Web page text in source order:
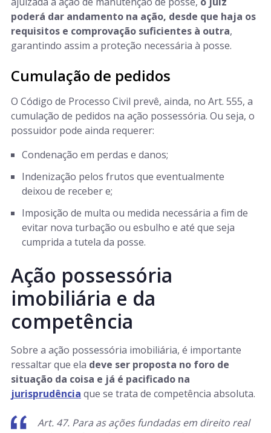
poderá dar andamento na ação, desde que haja os
requisitos e comprovação suficientes à outra,
garantindo assim a proteção necessária à posse.
Cumulação de pedidos
O Código de Processo Civil prevê, ainda, no Art. 555, a
cumulação de pedidos na ação possessória. Ou seja, o
possuidor pode ainda requerer:
Condenação em perdas e danos;
Indenização pelos frutos que eventualmente
deixou de receber e;
Imposição de multa ou medida necessária a fim de
evitar nova turbação ou esbulho e até que seja
cumprida a tutela da posse.
Ação possessória
imobiliária e da
competência
Sobre a ação possessória imobiliária, é importante
ressaltar que ela deve ser proposta no foro de
situação da coisa e já é pacificado na
jurisprudência que se trata de competência absoluta.
Art. 47. Para as ações fundadas em direito real